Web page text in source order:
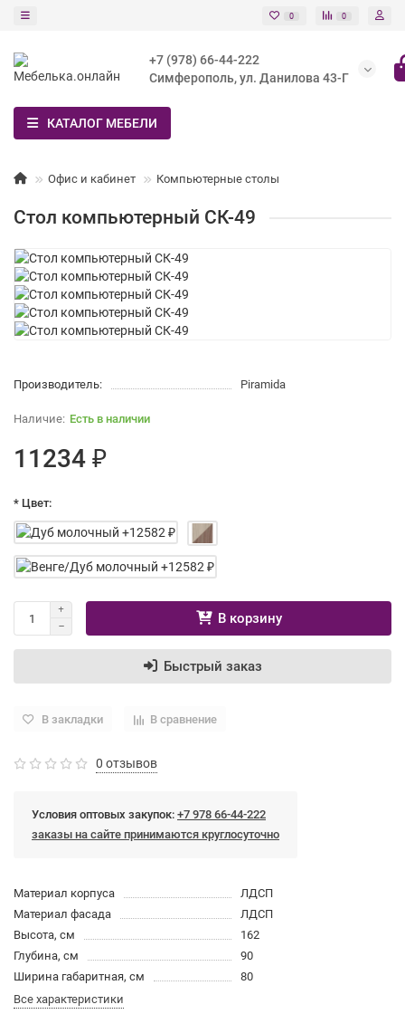
0 0
+7 (978) 66-44-222
Симферополь, ул. Данилова 43-Г
КАТАЛОГ МЕБЕЛИ
Офис и кабинет Компьютерные столы
Стол компьютерный СК-49
Производитель: Piramida
Есть в наличии
11234 ₽
* Цвет:
В корзину
Быстрый заказ
В закладки В сравнение
0 отзывов
Условия оптовых закупок: +7 978 66-44-222
заказы на сайте принимаются круглосуточно
Материал корпуса
ЛДСП
Материал фасада
ЛДСП
Высота, см
162
Глубина, см
90
Ширина габаритная, см
80
Все характеристики